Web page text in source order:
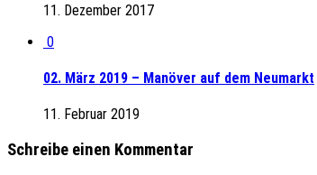
11. Dezember 2017
0
02. März 2019 – Manöver auf dem Neumarkt
11. Februar 2019
Schreibe einen Kommentar